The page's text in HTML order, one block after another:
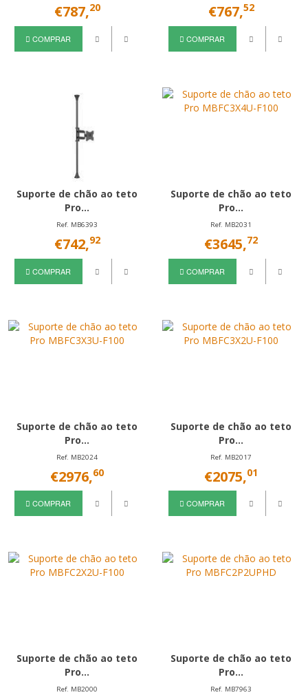
€787,20
COMPRAR
€767,52
COMPRAR
Suporte de chão ao teto
Pro...
Ref. MB6393
€742,92
COMPRAR
Suporte de chão ao teto
Pro...
Ref. MB2031
€3645,72
COMPRAR
Suporte de chão ao teto
Pro...
Ref. MB2024
€2976,60
COMPRAR
Suporte de chão ao teto
Pro...
Ref. MB2017
€2075,01
COMPRAR
Suporte de chão ao teto
Pro...
Ref. MB2000
Suporte de chão ao teto
Pro...
Ref. MB7963